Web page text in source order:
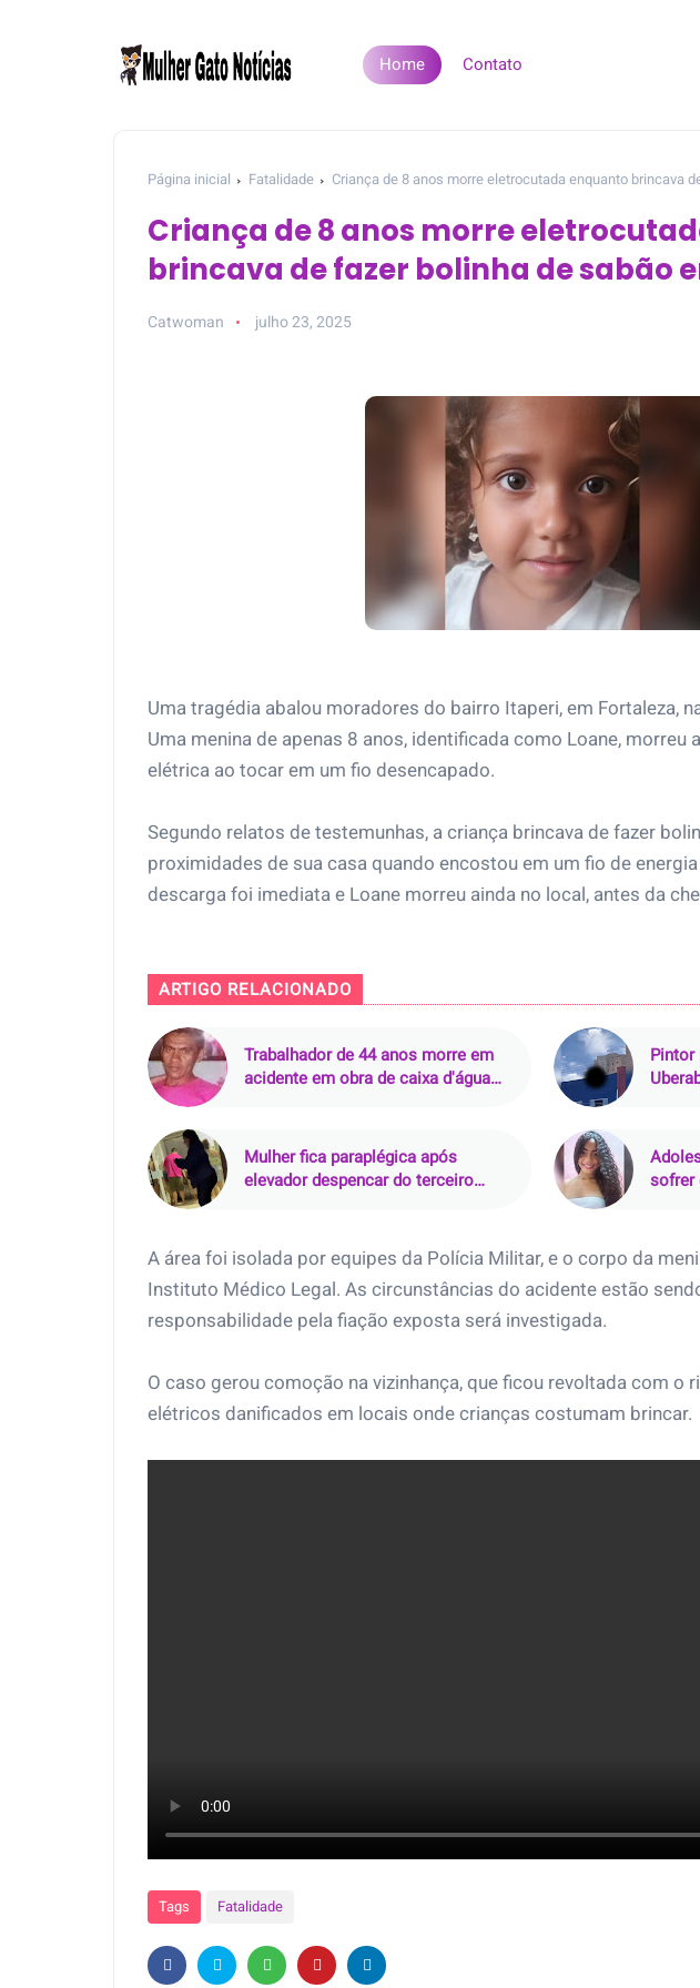
Home Contato
Página inicial Fatalidade Criança de 8 anos morre eletrocutada enquanto brincava
Criança de 8 anos morre
brincava de fazer bolinha de sabão
Catwoman julho 23, 2025
Uma tragédia abalou moradores do bairro Itaperi, em Fortaleza,
Uma menina de apenas 8 anos, identificada como Loane, morreu
elétrica ao tocar em um fio desencapado.
Segundo relatos de testemunhas, a criança brincava de fazer
proximidades de sua casa quando encostou em um fio de
descarga foi imediata e Loane morreu ainda no local, antes da
ARTIGO RELACIONADO
Trabalhador de 44 anos morre em
acidente em obra de caixa d'água
Pintor
Mulher fica paraplégica após
elevador despencar do terceiro
sofrer
A área foi isolada por equipes da Polícia Militar, e o corpo da
Instituto Médico Legal. As circunstâncias do acidente estão
responsabilidade pela fiação exposta será investigada.
O caso gerou comoção na vizinhança, que ficou revoltada com o
elétricos danificados em locais onde crianças costumam brincar.
Tags Fatalidade